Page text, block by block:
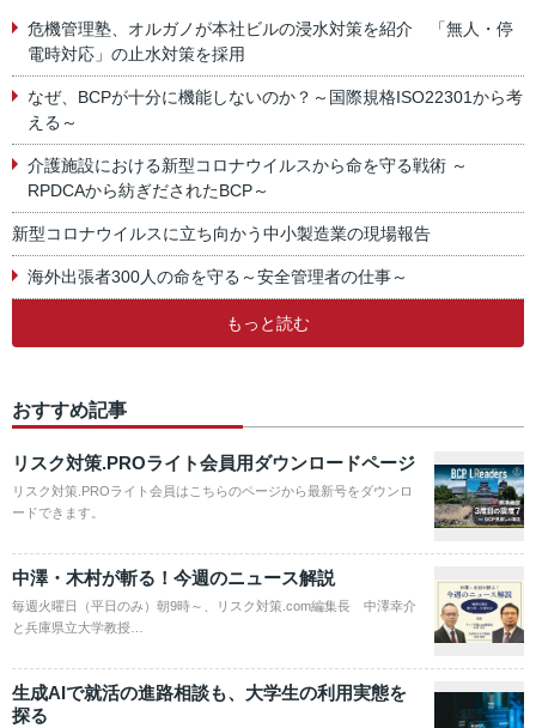
危機管理塾、オルガノが本社ビルの浸水対策を紹介 「無人・停
電時対応」の止水対策を採用
なぜ、BCPが十分に機能しないのか？～国際規格ISO22301から考
える～
介護施設における新型コロナウイルスから命を守る戦術 ～
RPDCAから紡ぎだされたBCP～
新型コロナウイルスに立ち向かう中小製造業の現場報告
海外出張者300人の命を守る～安全管理者の仕事～
もっと読む
おすすめ記事
リスク対策.PROライト会員用ダウンロードページ
リスク対策.PROライト会員はこちらのページから最新号をダウンロ
ードできます。
中澤・木村が斬る！今週のニュース解説
毎週火曜日（平日のみ）朝9時～、リスク対策.com編集長 中澤幸介
と兵庫県立大学教授…
生成AIで就活の進路相談も、大学生の利用実態を
探る